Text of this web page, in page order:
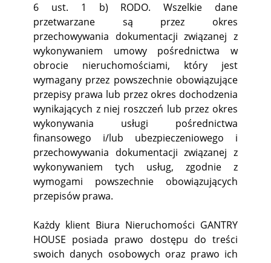
6 ust. 1 b) RODO. Wszelkie dane
przetwarzane są przez okres
przechowywania dokumentacji związanej z
wykonywaniem umowy pośrednictwa w
obrocie nieruchomościami, który jest
wymagany przez powszechnie obowiązujące
przepisy prawa lub przez okres dochodzenia
wynikających z niej roszczeń lub przez okres
wykonywania usługi pośrednictwa
finansowego i/lub ubezpieczeniowego i
przechowywania dokumentacji związanej z
wykonywaniem tych usług, zgodnie z
wymogami powszechnie obowiązujących
przepisów prawa.
Każdy klient Biura Nieruchomości GANTRY
HOUSE posiada prawo dostępu do treści
swoich danych osobowych oraz prawo ich